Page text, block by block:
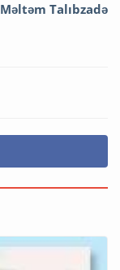
Məltəm Talıbzadə